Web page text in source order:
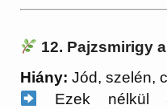
12. Pajzsmirigy
Hiány: Jód, szelén,
Ezek nélkül a